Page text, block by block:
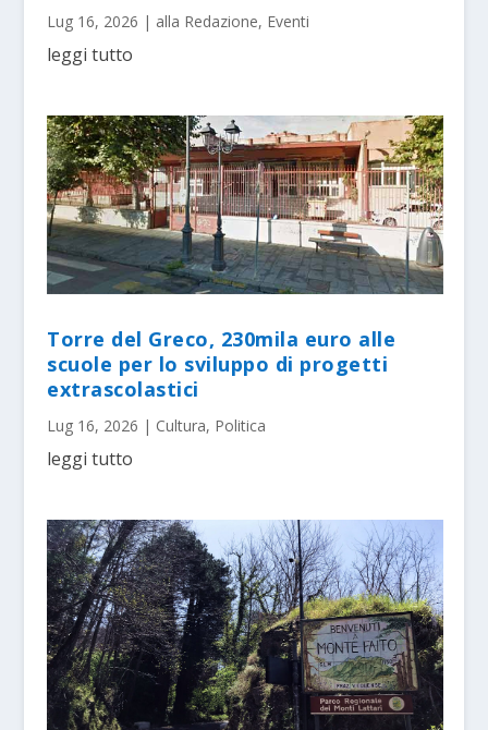
Lug 16, 2026 | alla Redazione, Eventi
leggi tutto
Torre del Greco, 230mila euro alle
scuole per lo sviluppo di progetti
extrascolastici
Lug 16, 2026 | Cultura, Politica
leggi tutto